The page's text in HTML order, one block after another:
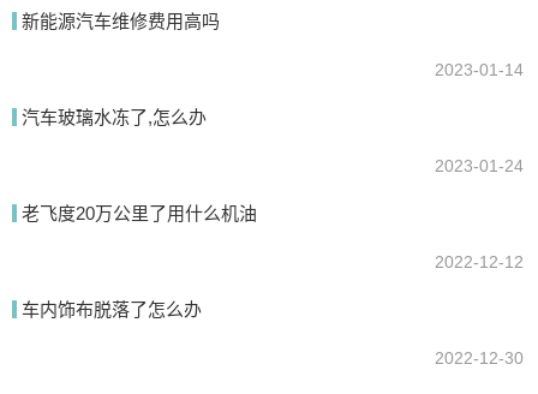
新能源汽车维修费用高吗
2023-01-14
汽车玻璃水冻了,怎么办
2023-01-24
老飞度20万公里了用什么机油
2022-12-12
车内饰布脱落了怎么办
2022-12-30